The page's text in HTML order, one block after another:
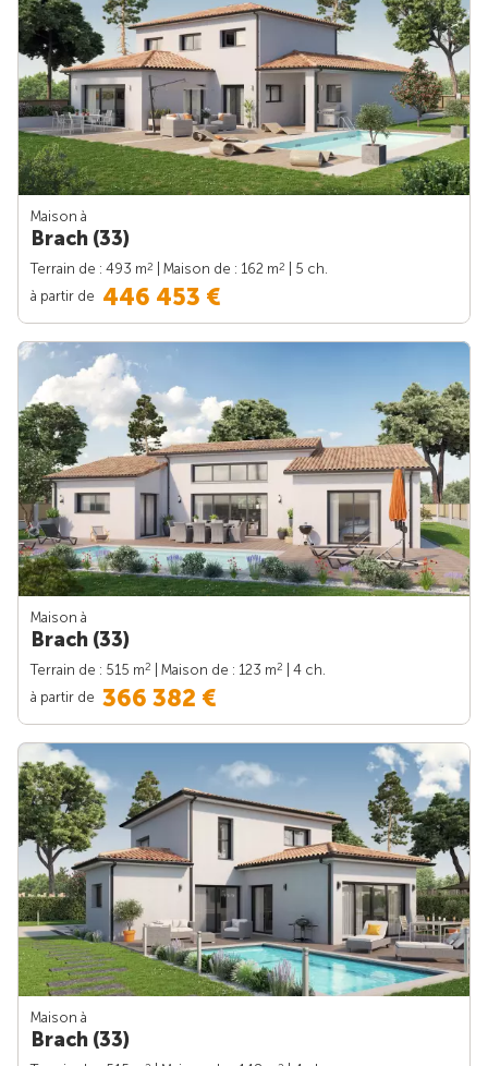
Maison à
Brach (33)
Terrain de : 493 m2 | Maison de : 162 m2
| 5 ch.
à partir de 446 453 €
Maison à
Brach (33)
Terrain de : 515 m2 | Maison de : 123 m2
| 4 ch.
à partir de 366 382 €
Maison à
Brach (33)